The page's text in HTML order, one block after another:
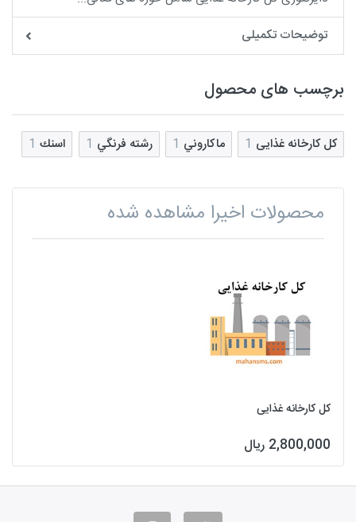
توضیحات تکمیلی
برچسب های محصول
کل کارخانه غذایی 1 ماكاروني 1 رشته فرنگي 1 اسنك 1
محصولات اخیرا مشاهده شده
کل کارخانه غذایی
2,800,000 ریال